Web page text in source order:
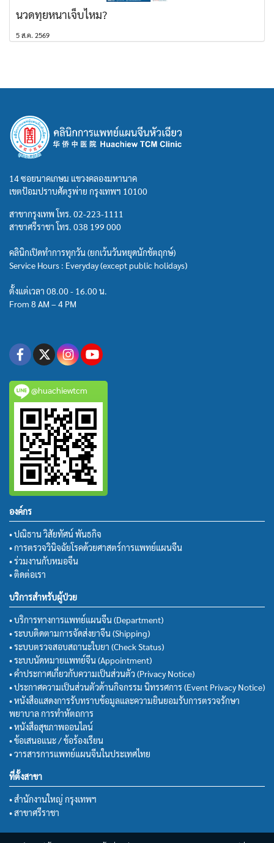
นวดทุยหนาเจ็บไหม?
5 ส.ค. 2569
14 ซอยนาคเกษม แขวงคลองมหานาค
เขตป้อมปราบศัตรูพ่าย กรุงเทพฯ 10100
สาขากรุงเทพ โทร. 02-223-1111
สาขาศรีราชา โทร. 038 199 000
คลินิกเปิดทำการทุกวัน (ยกเว้นวันหยุดนักขัตฤกษ์)
Service Hours : Everyday (except public holidays)
ตั้งแต่เวลา 08.00 - 16.00 น.
From 8 AM – 4 PM
@huachiewtcm
องค์กร
• ปณิธาน วิสัยทัศน์ พันธกิจ
• การตรวจวินิจฉัยโรคด้วยศาสตร์การแพทย์แผนจีน
• ร่วมงานกับหมอจีน
• ติดต่อเรา
บริการสำหรับผู้ป่วย
• บริการทางการแพทย์แผนจีน (Department)
• ระบบติดตามการจัดส่งยาจีน (Shipping)
• ระบบตรวจสอบสถานะใบยา (Check Status)
• ระบบนัดหมายแพทย์จีน (Appointment)
• คำประกาศเกี่ยวกับความเป็นส่วนตัว (Privacy Notice)
• ประกาศความเป็นส่วนตัวด้านกิจกรรม นิทรรศการ (Event Privacy Notice)
• หนังสือแสดงการรับทราบข้อมูลและความยินยอมรับการตรวจรักษา
พยาบาล การทำหัตถการ
• หนังสือสุขภาพออนไลน์
• ข้อเสนอแนะ / ข้อร้องเรียน
• วารสารการแพทย์แผนจีนในประเทศไทย
ที่ตั้งสาขา
• สำนักงานใหญ่ กรุงเทพฯ
• สาขาศรีราชา